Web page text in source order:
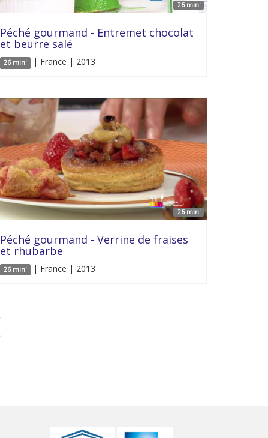
26 min'
Péché gourmand - Entremet chocolat
et beurre salé
26 min' | France | 2013
26 min'
Péché gourmand - Verrine de fraises
et rhubarbe
26 min' | France | 2013